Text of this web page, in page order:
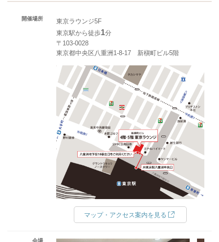
開催場所
東京ラウンジ5F
東京駅から徒歩1分
〒103-0028
東京都中央区八重洲1-8-17 新槇町ビル5階
マップ・アクセス案内を見る
会場